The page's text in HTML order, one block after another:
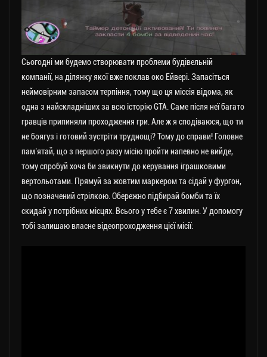
Сьогодні ми будемо створювати проблеми будівельній
компанії, на ділянку якої вже поклав око Ейвері. Запасіться
неймовірним запасом терпіння, тому що ця міссія відома, як
одна з найскладніших за всю історію GTA. Саме після неї багато
гравців припиняли проходження гри. Але ж я сподіваюся, що ти
не боягуз і готовий зустріти труднощі? Тому до справи! Головне
пам’ятай, що з першого разу місію пройти напевно не вийде,
тому спробуй хоча би звикнути до керування іграшковими
вертольотами. Прямуй за жовтим маркером та сідай у фургон,
що позначений стрілкою. Обережно підбирай бомби та їх
скидай у потрібних місцях. Всього у тебе є 7 хвилин. У допомогу
тобі залишаю власне відеопроходження цієї місії: